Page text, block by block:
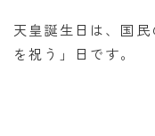
天皇誕生日は、国
を祝う」日です。